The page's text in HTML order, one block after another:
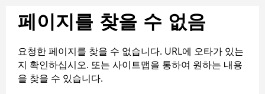
페이지를 찾을 수 없음
요청한 페이지를 찾을 수 없습니다. URL에 오타가 있는
지 확인하십시오. 또는 사이트맵을 통하여 원하는 내용
을 찾을 수 있습니다.